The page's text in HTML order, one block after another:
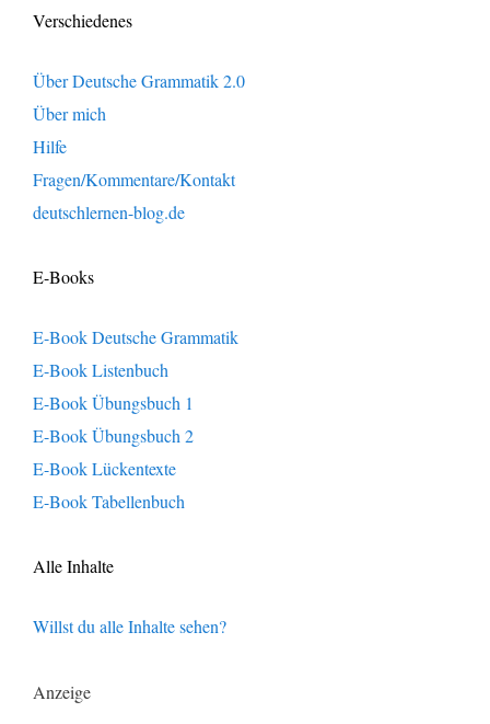
Verschiedenes
Über Deutsche Grammatik 2.0
Über mich
Hilfe
Fragen/Kommentare/Kontakt
deutschlernen-blog.de
E-Books
E-Book Deutsche Grammatik
E-Book Listenbuch
E-Book Übungsbuch 1
E-Book Übungsbuch 2
E-Book Lückentexte
E-Book Tabellenbuch
Alle Inhalte
Willst du alle Inhalte sehen?
Anzeige